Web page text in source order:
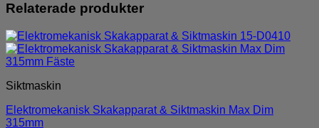
Relaterade produkter
Siktmaskin
Elektromekanisk Skakapparat & Siktmaskin Max Dim
315mm